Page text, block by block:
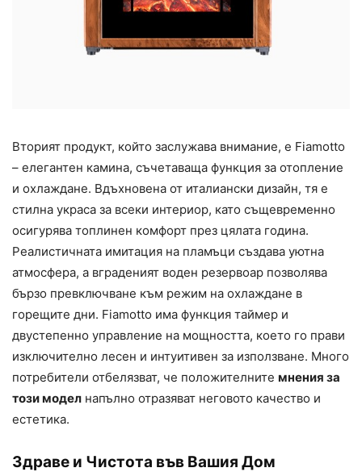
Вторият продукт, който заслужава внимание, е Fiamotto
– елегантен камина, съчетаваща функция за отопление
и охлаждане. Вдъхновена от италиански дизайн, тя е
стилна украса за всеки интериор, като същевременно
осигурява топлинен комфорт през цялата година.
Реалистичната имитация на пламъци създава уютна
атмосфера, а вграденият воден резервоар позволява
бързо превключване към режим на охлаждане в
горещите дни. Fiamotto има функция таймер и
двустепенно управление на мощността, което го прави
изключително лесен и интуитивен за използване. Много
потребители отбелязват, че положителните мнения за
този модел напълно отразяват неговото качество и
естетика.
Здраве и Чистота във Вашия Дом